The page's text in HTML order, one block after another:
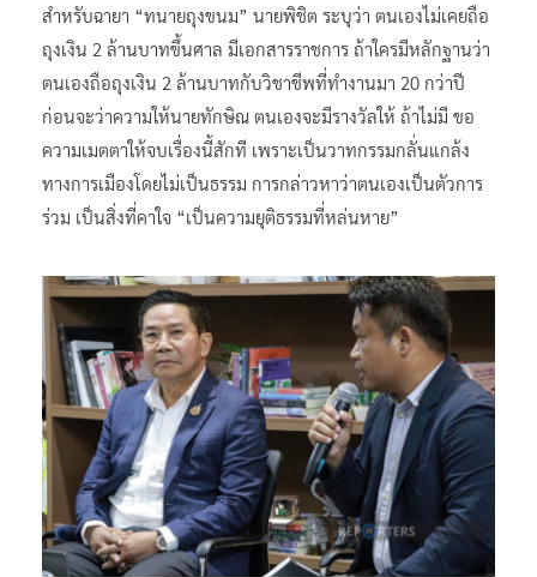
สำหรับฉายา “ทนายถุงขนม” นายพิชิต ระบุว่า ตนเองไม่เคยถือ
ถุงเงิน 2 ล้านบาทขึ้นศาล มีเอกสารราชการ ถ้าใครมีหลักฐานว่า
ตนเองถือถุงเงิน 2 ล้านบาทกับวิชาชีพที่ทำงานมา 20 กว่าปี
ก่อนจะว่าความให้นายทักษิณ ตนเองจะมีรางวัลให้ ถ้าไม่มี ขอ
ความเมตตาให้จบเรื่องนี้สักที เพราะเป็นวาทกรรมกลั่นแกล้ง
ทางการเมืองโดยไม่เป็นธรรม การกล่าวหาว่าตนเองเป็นตัวการ
ร่วม เป็นสิ่งที่คาใจ “เป็นความยุติธรรมที่หล่นหาย”